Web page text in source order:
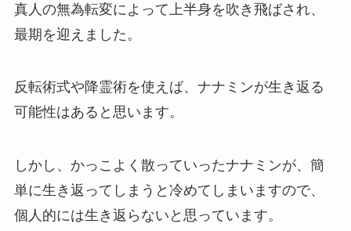
真人の無為転変によって上半身を吹き飛ばされ、
最期を迎えました。
反転術式や降霊術を使えば、ナナミンが生き返る
可能性はあると思います。
しかし、かっこよく散っていったナナミンが、簡
単に生き返ってしまうと冷めてしまいますので、
個人的には生き返らないと思っています。